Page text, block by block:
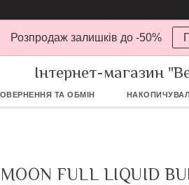
Розпродаж залишків до -50%
Інтернет-магазин
ТА ОБМІН
FULL LIQUID